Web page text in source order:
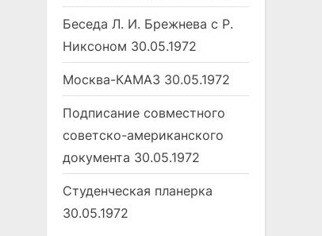
Беседа Л. И. Брежнева с Р.
Никсоном 30.05.1972
Москва-КАМАЗ 30.05.1972
Подписание совместного
советско-американского
документа 30.05.1972
Студенческая планерка
30.05.1972